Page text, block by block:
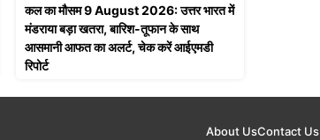
कल का मौसम 9 August 2026: उत्तर भारत में
मंडराया बड़ा खतरा, बारिश-तूफान के साथ
आसमानी आफत का अलर्ट, चेक करें आईएमडी
रिपोर्ट
About UsContact Us